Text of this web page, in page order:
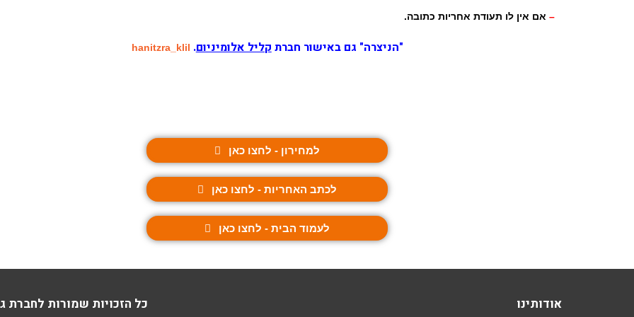
– אם אין לו תעודת אחריות כתובה.
"הניצרה" גם באישור חברת קליל אלומיניום.
hanitzra_klil
למחירון - לחצו כאן
לכתב האחריות - לחצו כאן
לעמוד הבית - לחצו כאן
אודותינו כל הזכויות שמורות לחברת